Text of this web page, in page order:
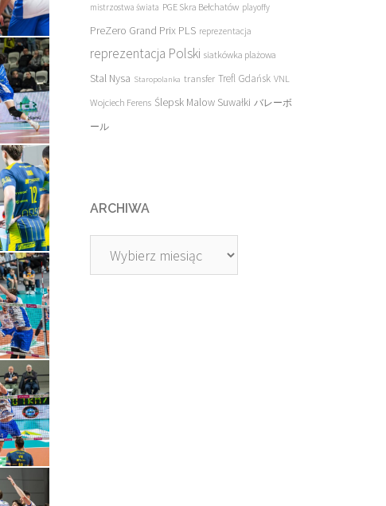
mistrzostwa świata PGE Skra Bełchatów playoffy
PreZero Grand Prix PLS reprezentacja
reprezentacja Polski siatkówka plażowa
Stal Nysa Staropolanka transfer Trefl Gdańsk VNL
Wojciech Ferens Ślepsk Malow Suwałki バレーボ
ール
ARCHIWA
Archiwa